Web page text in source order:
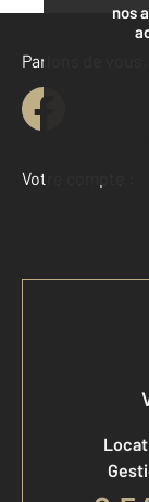
nos
Parlons de vous,
Votre compte :